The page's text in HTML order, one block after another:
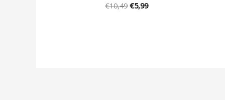
€10,49 €5,99